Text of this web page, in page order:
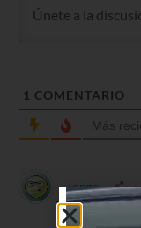
1 COMENTARIO
Más
Jorge
hace 4 años